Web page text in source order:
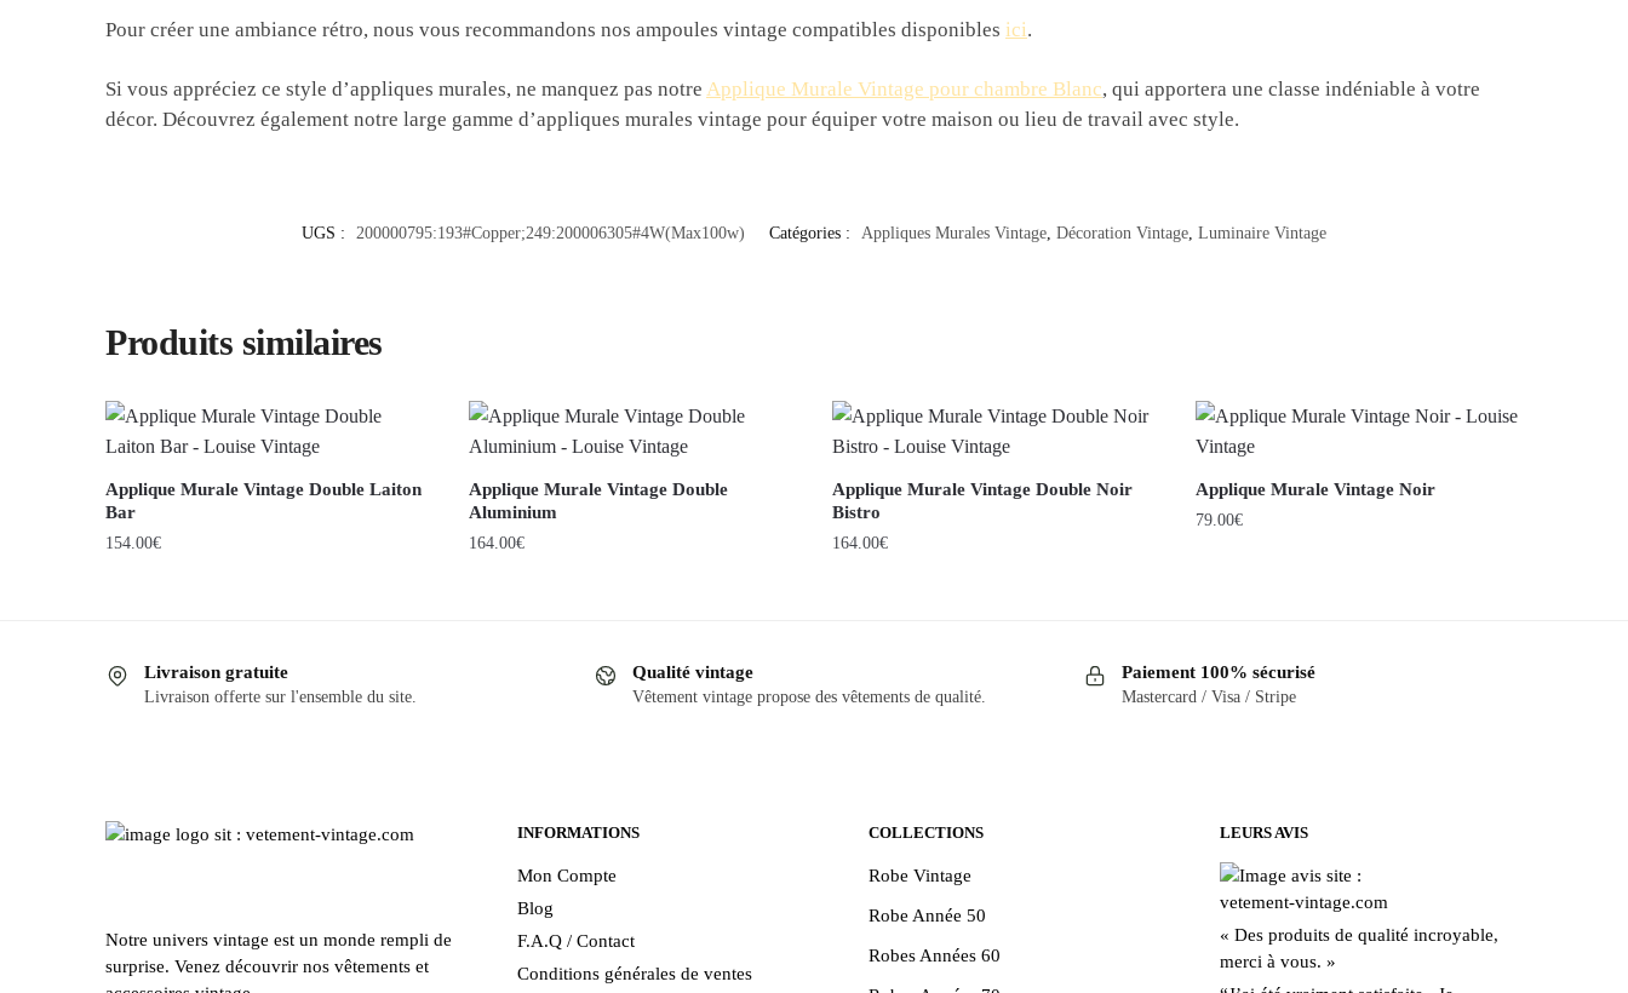
Pour créer une ambiance rétro, nous vous recommandons nos ampoules vintage compatibles disponiblesici.
Si vous appréciez ce style d’appliques murales, ne manquez pas notreApplique Murale Vintage pour chambre Blanc, qui apportera une classe indéniable à votre
décor. Découvrez également notre large gamme d’appliques murales vintage pour équiper votre maison ou lieu de travail avec style.
UGS : 200000795:193#Copper;249:200006305#4W(Max100w) Catégories : Appliques Murales Vintage Décoration Vintage Luminaire Vintage
Produits similaires
Applique Murale Vintage Double Laiton
Bar
154.00€
Applique Murale Vintage Double
Aluminium
164.00€
Applique Murale Vintage Double Noir
Bistro
164.00€
Applique Murale Vintage Noir
79.00€
Livraison gratuite
Livraison offerte sur l'ensemble du site.
Qualité vintage
Vêtement vintage propose des vêtements de qualité.
Paiement 100% sécurisé
Mastercard / Visa / Stripe
Notre univers vintage est un monde rempli de
surprise. Venez découvrir nos vêtements et
INFORMATIONS
Mon Compte
Blog
F.A.Q / Contact
Conditions générales de ventes
COLLECTIONS
Robe Vintage
Robe Année 50
Robes Années 60
LEURS AVIS
« Des produits de qualité incroyable,
merci à vous. »